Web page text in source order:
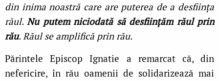
din inima noastră care are puterea de a desființa
răul.Nu putem niciodată să desființăm răul prin
rău. Răul se amplifică prin rău.
Părintele Episcop Ignatie a remarcat că, din
nefericire, în rău oamenii de solidarizează mai